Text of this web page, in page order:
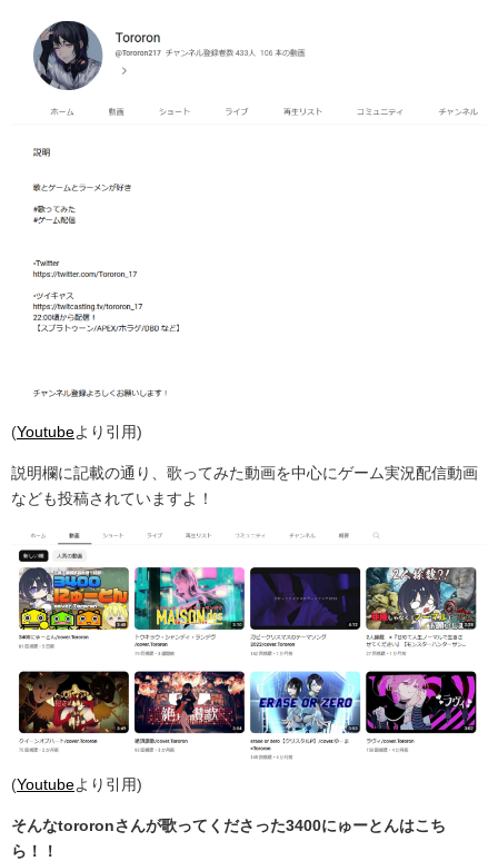
(Youtubeより引用)
説明欄に記載の通り、歌ってみた動画を中心にゲーム実況配信動画
なども投稿されていますよ！
(Youtubeより引用)
そんなtororonさんが歌ってくださった3400にゅーとんはこち
ら！！